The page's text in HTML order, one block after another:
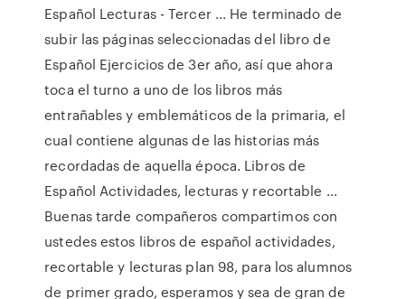
Español Lecturas - Tercer ... He terminado de
subir las páginas seleccionadas del libro de
Español Ejercicios de 3er año, así que ahora
toca el turno a uno de los libros más
entrañables y emblemáticos de la primaria, el
cual contiene algunas de las historias más
recordadas de aquella época. Libros de
Español Actividades, lecturas y recortable ...
Buenas tarde compañeros compartimos con
ustedes estos libros de español actividades,
recortable y lecturas plan 98, para los alumnos
de primer grado, esperamos y sea de gran de